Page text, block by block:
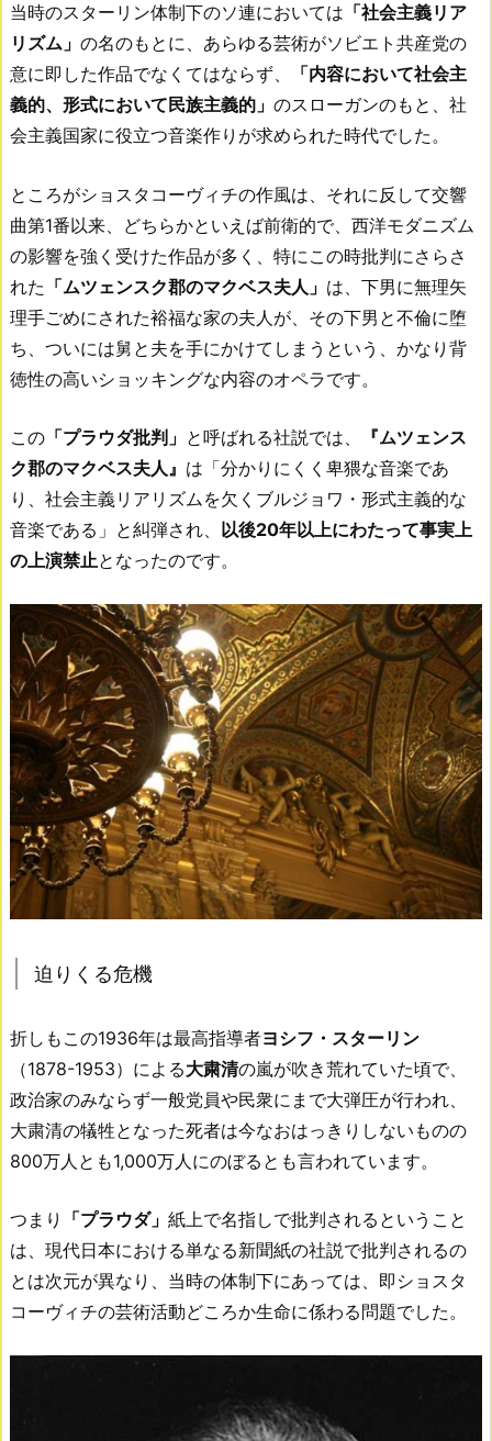
当時のスターリン体制下のソ連においては 「社会主義リア
リズム」 の名のもとに、あらゆる芸術がソビエト共産党の
意に即した作品でなくてはならず、
「内容において社会主
義的、形式において民族主義的」 のスローガンのもと、社
会主義国家に役立つ音楽作りが求められた時代でした。
ところがショスタコーヴィチの作風は、それに反して交響
曲第1番以来、どちらかといえば前衛的で、西洋モダニズム
の影響を強く受けた作品が多く、特にこの時批判にさらさ
れた 「ムツェンスク郡のマクベス夫人」 は、下男に無理矢
理手ごめにされた裕福な家の夫人が、その下男と不倫に堕
ち、ついには舅と夫を手にかけてしまうという、かなり背
徳性の高いショッキングな内容のオペラです。
この 「プラウダ批判」 と呼ばれる社説では、
『ムツェンス
ク郡のマクベス夫人』 は「分かりにくく卑猥な音楽であ
り、社会主義リアリズムを欠くブルジョワ・形式主義的な
音楽である」と糾弾され、 以後20年以上にわたって事実上
の上演禁止となったのです。
迫りくる危機
折しもこの1936年は最高指導者ヨシフ・スターリン
（1878-1953）による大粛清の嵐が吹き荒れていた頃で、
政治家のみならず一般党員や民衆にまで大弾圧が行われ、
大粛清の犠牲となった死者は今なおはっきりしないものの
800万人とも1,000万人にのぼるとも言われています。
つまり 「プラウダ」 紙上で名指しで批判されるということ
は、現代日本における単なる新聞紙の社説で批判されるの
とは次元が異なり、当時の体制下にあっては、即ショスタ
コーヴィチの芸術活動どころか生命に係わる問題でした。